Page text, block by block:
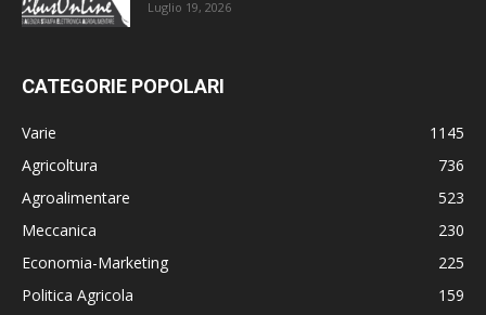
Luglio 19, 2026
CATEGORIE POPOLARI
Varie
1145
Agricoltura
736
Agroalimentare
523
Meccanica
230
Economia-Marketing
225
Politica Agricola
159